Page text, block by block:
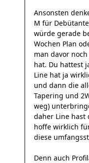
Ansonsten
M für
würde gerade
Wochen Plan
man davor
hat. Du hattest
Line hat ja
und dann die
Tapering und
weg)
daher Line hast
hoffe wirklich
diese
Denn auch